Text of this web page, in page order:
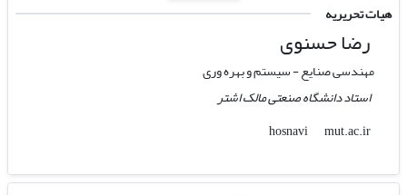
هیات تحریریه
رضا حسنوی
مهندسی صنایع - سیستم و بهره وری
استاد دانشگاه صنعتی مالک اشتر
hosnavi
mut.ac.ir